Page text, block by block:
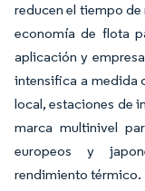
reducen el tiempo
economía de flota
aplicación y
intensifica a medida
local, estaciones de
marca multinivel
europeos y
rendimiento térmico.